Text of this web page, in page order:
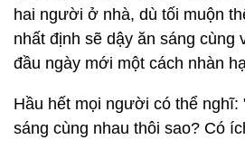
hai người ở nhà, dù tối muộn
nhất định sẽ dậy ăn sáng cùng
đầu ngày mới một cách nhàn
Hầu hết mọi người có thể nghĩ:
sáng cùng nhau thôi sao? Có